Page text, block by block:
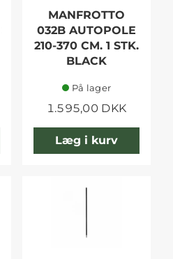
MANFROTTO
032B AUTOPOLE
210-370 CM. 1 STK.
BLACK
På lager
1.595,00 DKK
Læg i kurv